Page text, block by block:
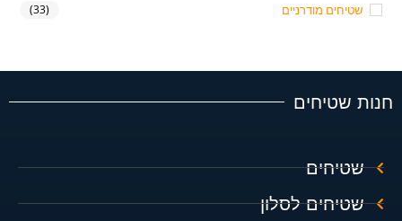
שטיחים מודרניים (33)
חנות שטיחים
שטיחים
שטיחים לסלון